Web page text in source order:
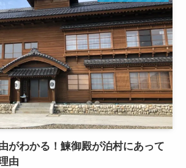
がわかる！鰊御殿が泊村にあって
由